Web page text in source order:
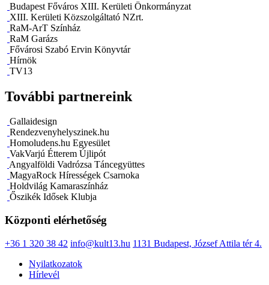
Budapest Főváros XIII. Kerületi Önkormányzat
XIII. Kerületi Közszolgáltató NZrt.
RaM-ArT Színház
RaM Garázs
Fővárosi Szabó Ervin Könyvtár
Hírnök
TV13
További partnereink
Gallaidesign
Rendezvenyhelyszinek.hu
Homoludens.hu Egyesület
VakVarjú Étterem Újlipót
Angyalföldi Vadrózsa Táncegyüttes
MagyaRock Hírességek Csarnoka
Holdvilág Kamaraszínház
Őszikék Idősek Klubja
Központi elérhetőség
+36 1 320 38 42 info@kult13.hu 1131 Budapest, József Attila tér 4.
Nyilatkozatok
Hírlevél